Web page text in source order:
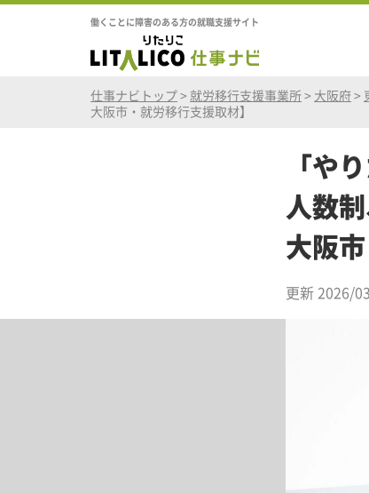
働くことに障害のある方の就職支援サイト
仕事ナビトップ> 就労移行支援事業所> 大阪府 >
大阪市・就労移行支援取材】
「や
人数
大阪
更新 2026/